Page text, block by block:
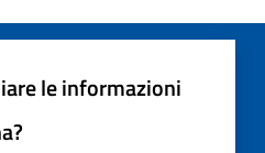
le informazioni